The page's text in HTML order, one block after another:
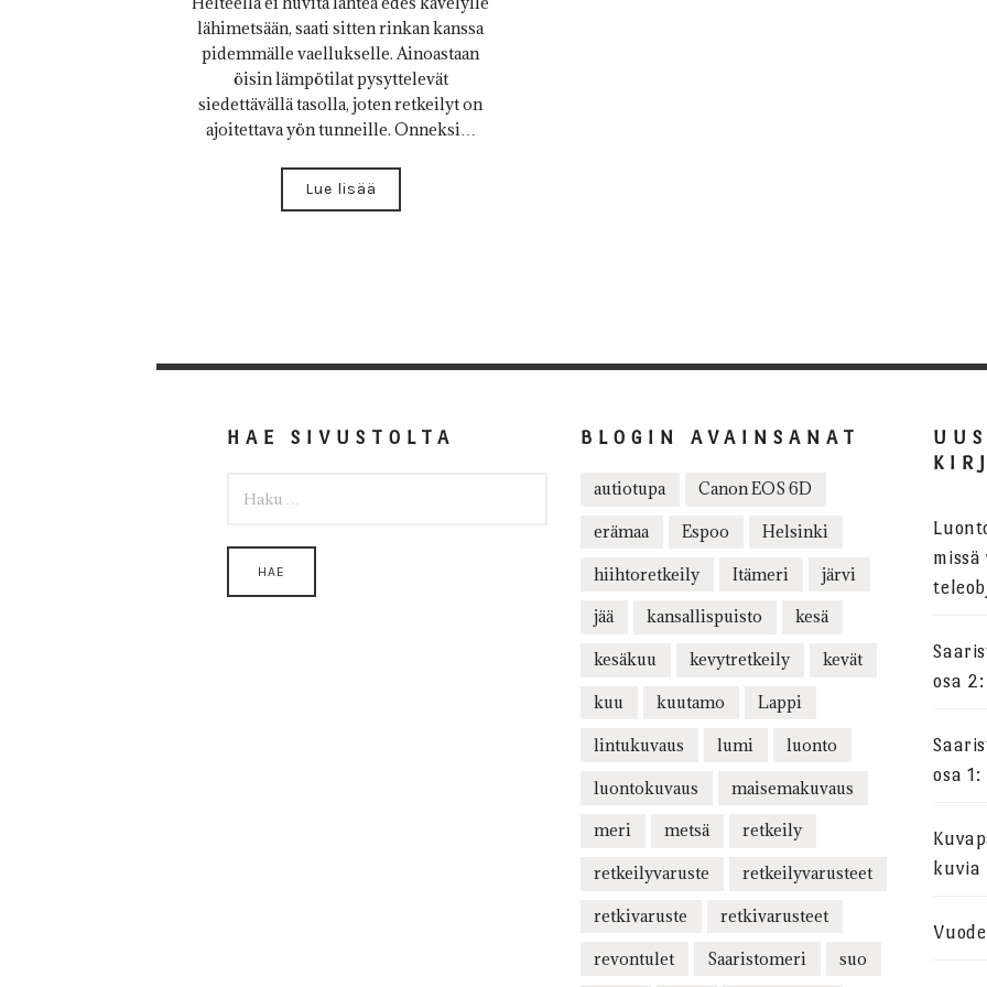
lähimetsään, saati sitten rinkan kanssa
pidemmälle vaellukselle. Ainoastaan
öisin lämpötilat pysyttelevät
siedettävällä tasolla, joten retkeilyt on
ajoitettava yön tunneille. Onneksi…
Lue lisää
HAE SIVUSTOLTA BLOGIN AVAINSANAT
autiotupa Canon EOS 6D
erämaa Espoo Helsinki
hiihtoretkeily Itämeri järvi
jää kansallispuisto kesä
kesäkuu kevytretkeily kevät
kuu kuutamo Lappi
lintukuvaus lumi luonto
luontokuvaus maisemakuvaus
meri metsä retkeily
retkeilyvaruste retkeilyvarusteet
retkivaruste retkivarusteet
revontulet Saaristomeri suo
osa
osa
kuvia